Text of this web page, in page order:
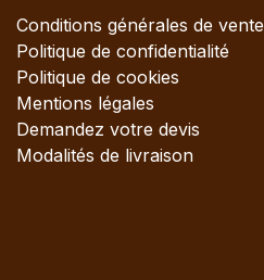
Conditions générales de vente
Politique de confidentialité
Politique de cookies
Mentions légales
Demandez votre devis
Modalités de livraison